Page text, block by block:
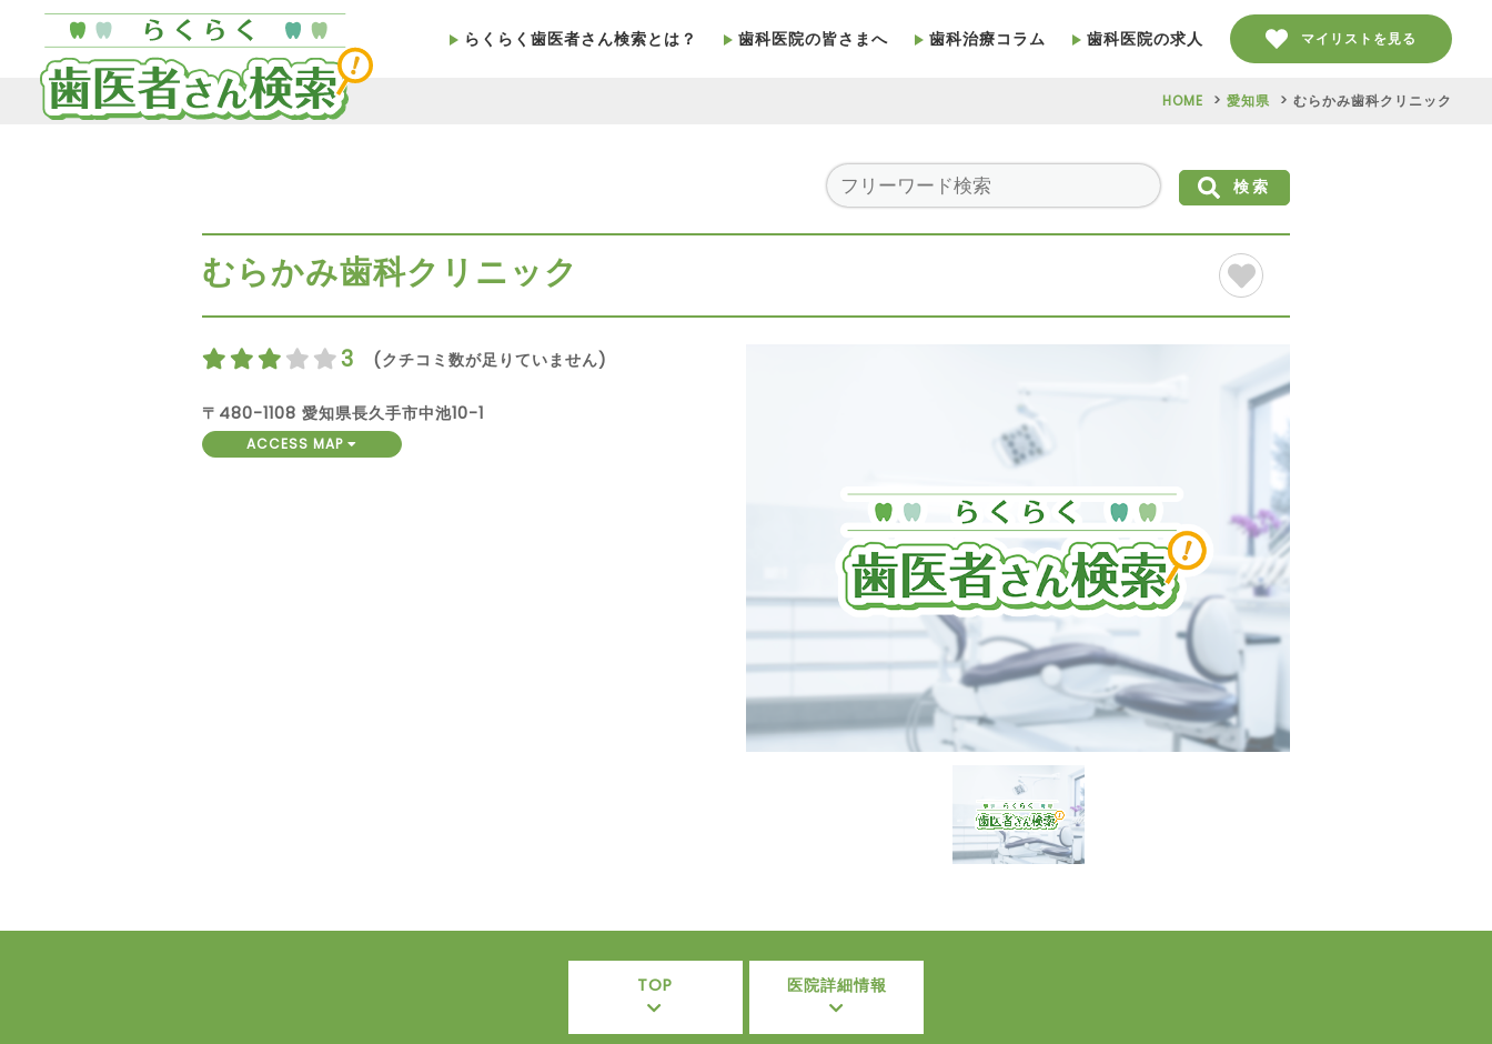
らくらく歯医者さん検索とは？ 歯科医院の皆さまへ 歯科治療コラム 歯科医院の求人 マイリストを見る
HOME 愛知県 むらかみ歯科クリニック
検索
むらかみ歯科クリニック
3 (クチコミ数が足りていません)
〒480-1108 愛知県長久手市中池10-1
ACCESS MAP
TOP 医院詳細情報